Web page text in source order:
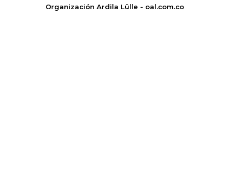
Organización Ardila Lülle - oal.com.co